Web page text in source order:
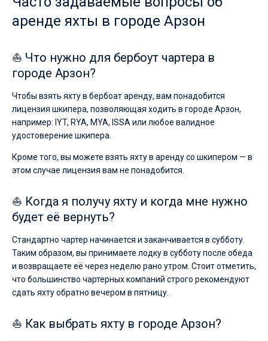
аренде яхты в городе Арзон
⛵ Что нужно для бербоут чартера в
городе Арзон?
Чтобы взять яхту в бербоат аренду, вам понадобится
лицензия шкипера, позволяющая ходить в городе Арзон,
например: IYT, RYA, MYA, ISSA или любое валидное
удостоверение шкипера.
Кроме того, вы можете взять яхту в аренду со шкипером — в
этом случае лицензия вам не понадобится.
⛵ Когда я получу яхту и когда мне нужно
будет её вернуть?
Стандартно чартер начинается и заканчивается в субботу.
Таким образом, вы принимаете лодку в субботу после обеда
и возвращаете её через неделю рано утром. Стоит отметить,
что большинство чартерных компаний строго рекомендуют
сдать яхту обратно вечером в пятницу.
⛵ Как выбрать яхту в городе Арзон?